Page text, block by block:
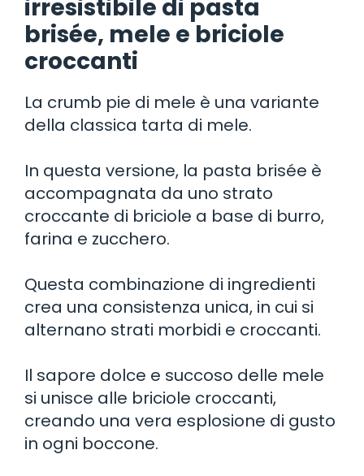
irresistibile di pasta
brisée, mele e briciole
croccanti
La crumb pie di mele è una variante
della classica tarta di mele.
In questa versione, la pasta brisée è
accompagnata da uno strato
croccante di briciole a base di burro,
farina e zucchero.
Questa combinazione di ingredienti
crea una consistenza unica, in cui si
alternano strati morbidi e croccanti.
Il sapore dolce e succoso delle mele
si unisce alle briciole croccanti,
creando una vera esplosione di gusto
in ogni boccone.